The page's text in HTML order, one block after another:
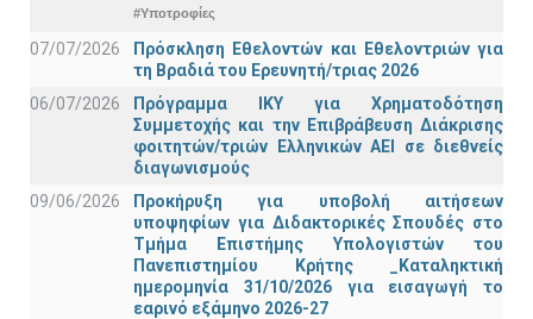
#Υποτροφίες
07/07/2026
Πρόσκληση Εθελοντών και Εθελοντριών για
τη Βραδιά του Ερευνητή/τριας 2026
06/07/2026
Πρόγραμμα ΙΚΥ για Χρηματοδότηση
Συμμετοχής και την Επιβράβευση Διάκρισης
φοιτητών/τριών Ελληνικών ΑΕΙ σε διεθνείς
διαγωνισμούς
09/06/2026
Προκήρυξη για υποβολή αιτήσεων
υποψηφίων για Διδακτορικές Σπουδές στο
Τμήμα Eπιστήμης Υπολογιστών του
Πανεπιστημίου Κρήτης _Καταληκτική
ημερομηνία 31/10/2026 για εισαγωγή το
εαρινό εξάμηνο 2026-27